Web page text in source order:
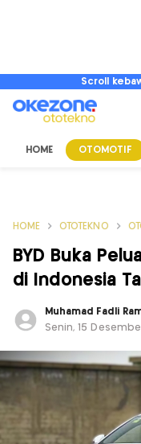
Scroll
HOME OTOMOTIF
HOME OTOTEKNO
BYD Buka
di Indonesia
Muhamad Fadli
Senin, 15